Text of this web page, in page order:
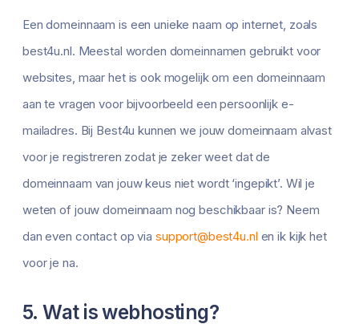
Een domeinnaam is een unieke naam op internet, zoals
best4u.nl. Meestal worden domeinnamen gebruikt voor
websites, maar het is ook mogelijk om een domeinnaam
aan te vragen voor bijvoorbeeld een persoonlijk e-
mailadres. Bij Best4u kunnen we jouw domeinnaam alvast
voor je registreren zodat je zeker weet dat de
domeinnaam van jouw keus niet wordt ‘ingepikt’. Wil je
weten of jouw domeinnaam nog beschikbaar is? Neem
dan even contact op via support@best4u.nl en ik kijk het
voor je na.
5. Wat is webhosting?